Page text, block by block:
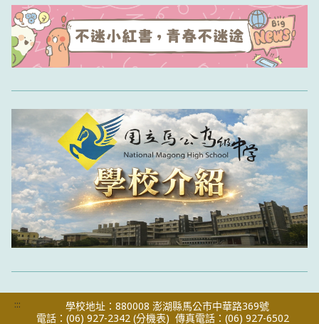
:::
學校地址：880008 澎湖縣馬公市中華路369號
電話：(06) 927-2342 (分機表) 傳真電話：(06) 927-6502